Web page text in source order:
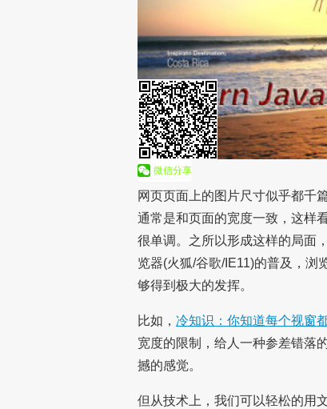
网页页面上的图片尺寸似乎都千
通常是和页面的宽度一致，这样
很单调。之所以形成这样的局面
览器(火狐/谷歌/IE11)的普及，浏
够得到极大的发挥。
比如， 冷知识：你知道每个视窗
宽度的限制，给人一种参差错落
撼的感觉。
但从技术上，我们可以轻松的用